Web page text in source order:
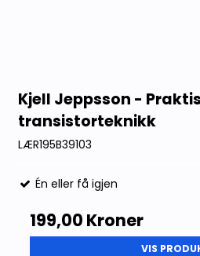
Kjell Jeppsson -
transistorteknikk
LÆR195B39103
Én eller få igjen
199,00 Kroner
VIS